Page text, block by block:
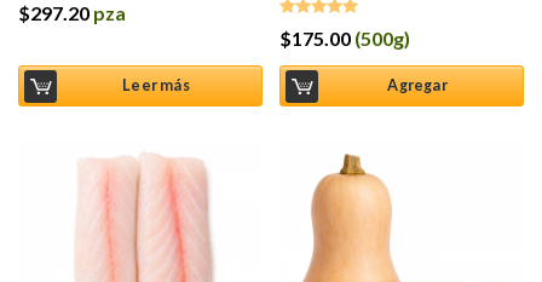
$297.20 pza
Leer más
Valorado en
$175.00 (500g)
Agregar